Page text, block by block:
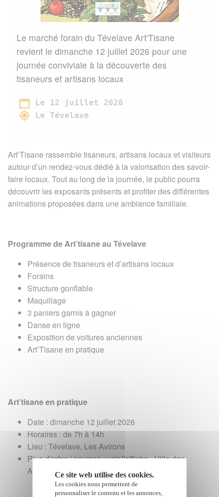
Le marché forain du Tévelave Art'Tisane
revient le dimanche 12 juillet 2026 pour une
journée conviviale à la découverte des
tisaneurs et artisans locaux
Le 12 juillet 2026
Le Tévelave
Art’Tisane rassemble tisaneurs, artisans locaux et visiteurs
autour d’un rendez-vous dédié à la valorisation des savoir-
faire locaux. Tout au long de la journée, le public pourra
découvrir les exposants présents et profiter des différentes
animations proposées dans une ambiance familiale.
Programme de Art’tisane au Tévelave
Présence de tisaneurs et d’artisans locaux
Forains
Structure gonflable
Maquillage
3 paniers garnis à gagner
Danse en ligne
Exposition de voitures anciennes
Art’Tisane en pratique
Art’tisane en pratique
Date : dimanche 12 juillet 2026
Horaires : de 7h à 14h
Lieu : Tévelave, Les Avirons
Plus d’infos / sources : voir l'affiche - Ville des
Avirons - Infos au 0262 38 13 40
Ce site web utilise des cookies.
Les cookies nous permettent de
personnaliser le contenu et les annonces,